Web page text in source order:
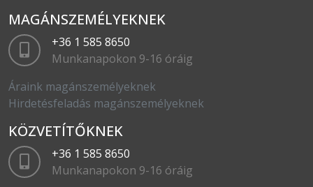
MAGÁNSZEMÉLYEKNEK
+36 1 585 8650
Munkanapokon 9-16 óráig
Áraink magánszemélyeknek
Hirdetésfeladás magánszemélyeknek
KÖZVETÍTŐKNEK
+36 1 585 8650
Munkanapokon 9-16 óráig